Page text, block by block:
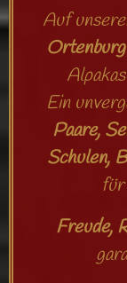
Auf
Ortenburg
Ein
Paare,
Schulen,
für
Freude,